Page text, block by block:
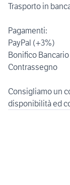
Trasporto in
Pagamenti:
PayPal (+3%)
Bonifico Bancario
Contrassegno
Consigliamo un
disponibilità ed